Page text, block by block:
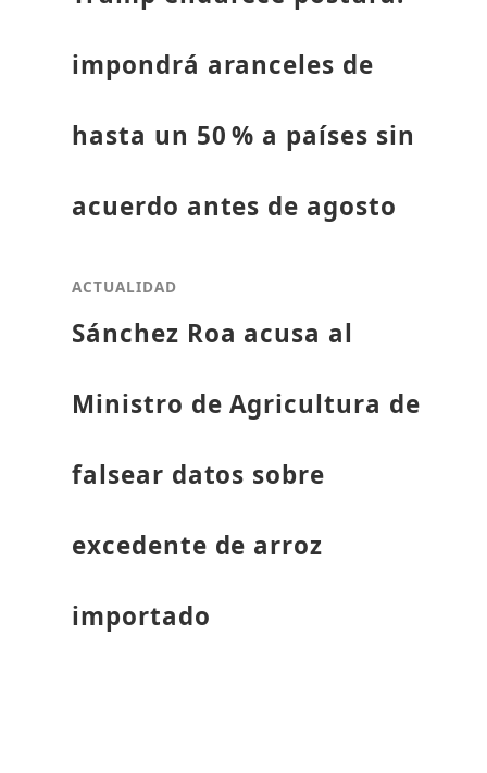
impondrá aranceles de
hasta un 50 % a países sin
acuerdo antes de agosto
ACTUALIDAD
Sánchez Roa acusa al
Ministro de Agricultura de
falsear datos sobre
excedente de arroz
importado